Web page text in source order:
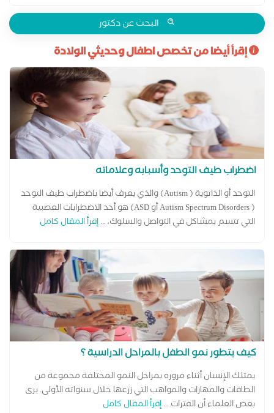
البحث عن دكتور
إقرأ أيضا من تخصص اطفال وحديثي الولادة
اضطراب طيف التوحد وأسبابه وعلاماته
التوحد أو الذاتوية ( Autism) والذي يعرف أيضا باضطراب طيف التوحد
( Autism Spectrum Disorders أو ASD) هو أحد الاضطرابات العصبية
التي تتسم بمشاكل في التواصل والسلوك، ...إقرأ المقال كامل
كيف يتطور نمو الطفل بالمراحل الدراسية ؟
يمتلك الإنسان أثناء مروره بمراحل النمو المختلفة مجموعة من
الطاقات والمهارات والمواهب التي زرعها خلال سنواته الأولى. يرى
بعض العلماء أن الفترات ...إقرأ المقال كامل